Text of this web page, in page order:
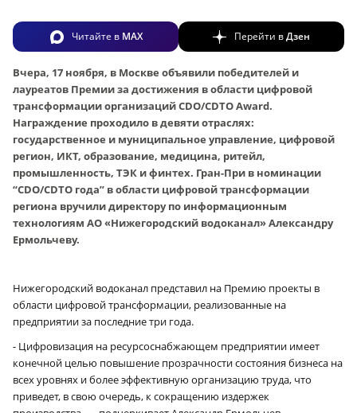
Читайте в MAX Перейти вДзен
Вчера, 17 ноября, в Москве объявили победителей и
лауреатов Премии за достижения в области цифровой
трансформации организаций CDO/CDTO Award.
Награждение проходило в девяти отраслях:
государственное и муниципальное управление, цифровой
регион, ИКТ, образование, медицина, ритейл,
промышленность, ТЭК и финтех. Гран-При в номинации
“CDO/CDTO года” в области цифровой трансформации
региона вручили директору по информационным
технологиям АО «Нижегородский водоканал» Александру
Ермольчеву.
Нижегородский водоканал представил на Премию проекты в
области цифровой трансформации, реализованные на
предприятии за последние три года.
- Цифровизация на ресурсоснабжающем предприятии имеет
конечной целью повышение прозрачности состояния бизнеса на
всех уровнях и более эффективную организацию труда, что
приведет, в свою очередь, к сокращению издержек